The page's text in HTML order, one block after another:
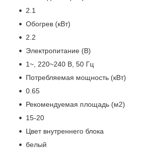
2.1
Обогрев (кВт)
2.2
Электропитание (В)
1~, 220~240 В, 50 Гц
Потребляемая мощность (кВт)
0.65
Рекомендуемая площадь (м2)
15-20
Цвет внутреннего блока
белый